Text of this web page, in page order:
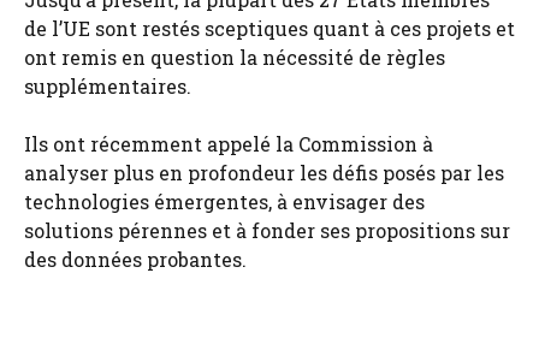
de l’UE sont restés sceptiques quant à ces projets et
ont remis en question la nécessité de règles
supplémentaires.
Ils ont récemment appelé la Commission à
analyser plus en profondeur les défis posés par les
technologies émergentes, à envisager des
solutions pérennes et à fonder ses propositions sur
des données probantes.